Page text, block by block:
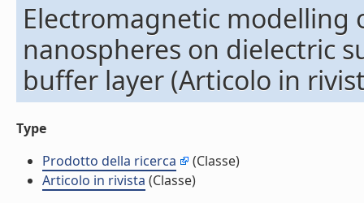
Electromagnetic modelling
nanospheres on dielectric
buffer layer (Articolo in
Type
Prodotto della ricerca
(Classe)
Articolo in rivista (Classe)